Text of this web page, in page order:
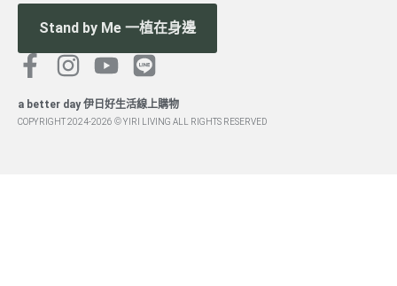
a better day 伊日好生活線上購物
COPYRIGHT 2024-2026 © YIRI LIVING ALL RIGHTS RESERVED
Stand by Me 一植在身邊